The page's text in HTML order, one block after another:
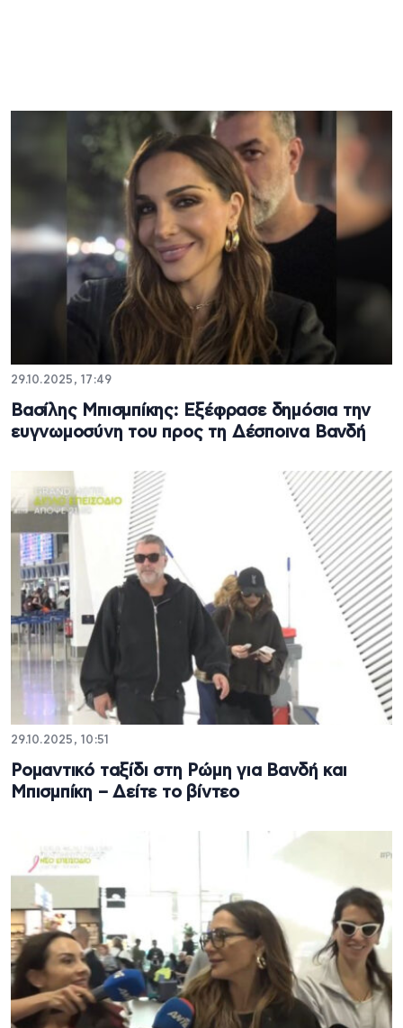
29.10.2025, 17:49
Βασίλης Μπισμπίκης: Εξέφρασε δημόσια την
ευγνωμοσύνη του προς τη Δέσποινα Βανδή
29.10.2025, 10:51
Ρομαντικό ταξίδι στη Ρώμη για Βανδή και
Μπισμπίκη – Δείτε το βίντεο